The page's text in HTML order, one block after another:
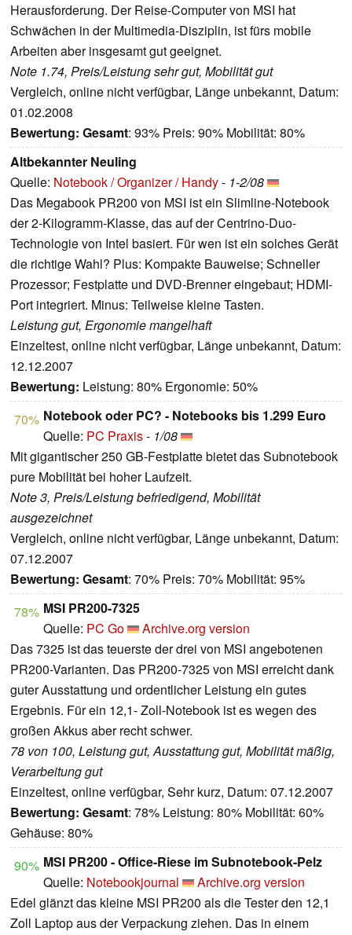
Herausforderung. Der Reise-Computer von MSI hat
Schwächen in der Multimedia-Disziplin, ist fürs mobile
Arbeiten aber insgesamt gut geeignet.
Note 1.74, Preis/Leistung sehr gut, Mobilität gut
Vergleich, online nicht verfügbar, Länge unbekannt, Datum:
01.02.2008
Bewertung: Gesamt: 93% Preis: 90% Mobilität: 80%
Altbekannter Neuling
Quelle: Notebook / Organizer / Handy- 1-2/08
Das Megabook PR200 von MSI ist ein Slimline-Notebook
der 2-Kilogramm-Klasse, das auf der Centrino-Duo-
Technologie von Intel basiert. Für wen ist ein solches Gerät
die richtige Wahl? Plus: Kompakte Bauweise; Schneller
Prozessor; Festplatte und DVD-Brenner eingebaut; HDMI-
Port integriert. Minus: Teilweise kleine Tasten.
Leistung gut, Ergonomie mangelhaft
Einzeltest, online nicht verfügbar, Länge unbekannt, Datum:
12.12.2007
Bewertung: Leistung: 80% Ergonomie: 50%
70% Notebook oder PC? - Notebooks bis 1.299 Euro
Quelle: PC Praxis- 1/08
Mit gigantischer 250 GB-Festplatte bietet das Subnotebook
pure Mobilität bei hoher Laufzeit.
Note 3, Preis/Leistung befriedigend, Mobilität
ausgezeichnet
Vergleich, online nicht verfügbar, Länge unbekannt, Datum:
07.12.2007
Bewertung: Gesamt: 70% Preis: 70% Mobilität: 95%
78% MSI PR200-7325
Quelle: PC Go
Archive.org version
Das 7325 ist das teuerste der drei von MSI angebotenen
PR200-Varianten. Das PR200-7325 von MSI erreicht dank
guter Ausstattung und ordentlicher Leistung ein gutes
Ergebnis. Für ein 12,1- Zoll-Notebook ist es wegen des
großen Akkus aber recht schwer.
78 von 100, Leistung gut, Ausstattung gut, Mobilität mäßig,
Verarbeitung gut
Einzeltest, online verfügbar, Sehr kurz, Datum: 07.12.2007
Bewertung: Gesamt: 78% Leistung: 80% Mobilität: 60%
Gehäuse: 80%
90% MSI PR200 - Office-Riese im Subnotebook-Pelz
Quelle: Notebookjournal
Archive.org version
Edel glänzt das kleine MSI PR200 als die Tester den 12,1
Zoll Laptop aus der Verpackung ziehen. Das in einem